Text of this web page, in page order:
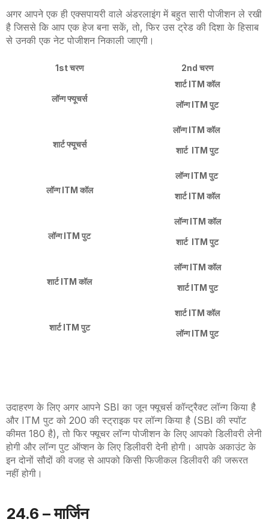
अगर आपने एक ही एक्सपायरी वाले अंडरलाइंग में बहुत सारी पोजीशन ले रखी
है जिससे कि आप एक हेज बना सकें, तो, फिर उस ट्रेड की दिशा के हिसाब
से उनकी एक नेट पोजीशन निकाली जाएगी।
1stचरण 2nd चरण
लॉन्ग फ्यूचर्स
शार्टITM कॉल
लॉन्गITM पुट
शार्ट फ्यूचर्स
लॉन्गITM कॉल
शार्टITM पुट
लॉन्गITM कॉल
लॉन्गITM पुट
शार्टITM कॉल
लॉन्गITM पुट
लॉन्गITM कॉल
शार्टITM पुट
शार्टITM कॉल
लॉन्गITM कॉल
शार्टITM पुट
शार्टITM पुट
शार्टITM कॉल
लॉन्गITM पुट
उदाहरण के लिए अगर आपने SBI का जून फ्यूचर्स कॉन्ट्रैक्ट लॉन्ग किया है
और ITM पुट को 200 की स्ट्राइक पर लॉन्ग किया है (SBI की स्पॉट
कीमत 180 है), तो फिर फ्यूचर लॉन्ग पोजीशन के लिए आपको डिलीवरी लेनी
होगी और लॉन्ग पुट ऑप्शन के लिए डिलीवरी देनी होगी। आपके अकाउंट के
इन दोनों सौदों की वजह से आपको किसी फिजीकल डिलीवरी की जरूरत
नहीं होगी।
24.6 – मार्जिन